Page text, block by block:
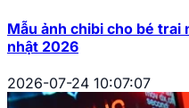
Mẫu ảnh chibi cho bé
nhật 2026
2026-07-24 10:07:07